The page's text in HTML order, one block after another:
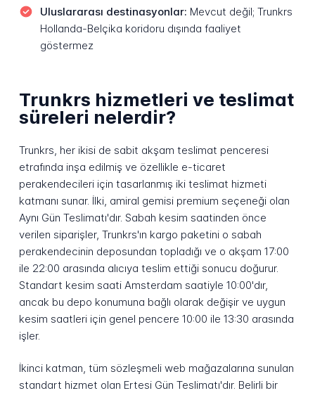
Uluslararası destinasyonlar: Mevcut değil; Trunkrs
Hollanda-Belçika koridoru dışında faaliyet
göstermez
Trunkrs hizmetleri ve teslimat
süreleri nelerdir?
Trunkrs, her ikisi de sabit akşam teslimat penceresi
etrafında inşa edilmiş ve özellikle e-ticaret
perakendecileri için tasarlanmış iki teslimat hizmeti
katmanı sunar. İlki, amiral gemisi premium seçeneği olan
Aynı Gün Teslimatı'dır. Sabah kesim saatinden önce
verilen siparişler, Trunkrs'ın kargo paketini o sabah
perakendecinin deposundan topladığı ve o akşam 17:00
ile 22:00 arasında alıcıya teslim ettiği sonucu doğurur.
Standart kesim saati Amsterdam saatiyle 10:00'dır,
ancak bu depo konumuna bağlı olarak değişir ve uygun
kesim saatleri için genel pencere 10:00 ile 13:30 arasında
işler.
İkinci katman, tüm sözleşmeli web mağazalarına sunulan
standart hizmet olan Ertesi Gün Teslimatı'dır. Belirli bir